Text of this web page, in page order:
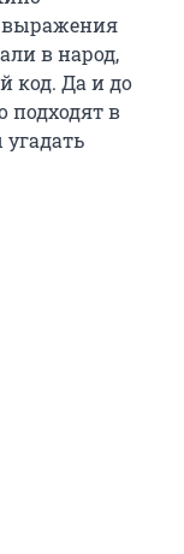
выражения
в народ,
код. Да и до
подходят в